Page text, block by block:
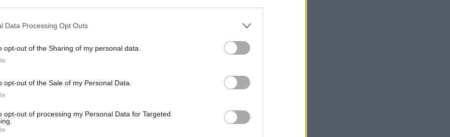
Data Processing Opt Outs
opt-out of the Sharing of my personal data.
opt-out of the Sale of my Personal Data.
opt-out of processing my Personal Data for Targeted
“virágos” ünnepünk
ünnepel a
kultúráját és a nők
Utónevek gyakorisága Magyarországon
1967 – 2024